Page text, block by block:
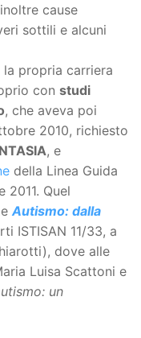
cause
sottili e alcuni
propria carriera
con studi
, che aveva poi
2010, richiesto
, e
della Linea Guida
2011. Quel
Autismo: dalla
ISTISAN 11/33, a
dove alle
Luisa Scattoni e
un